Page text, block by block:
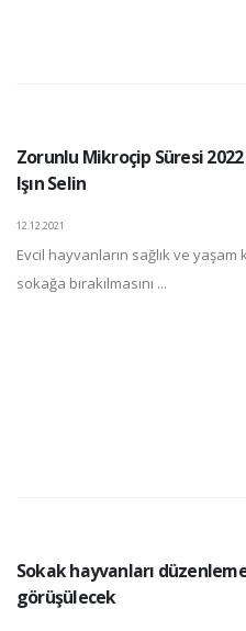
Zorunlu Mikroçip Süresi 2022
Işın Selin
12.12.2021
Evcil hayvanların sağlık ve
sokağa bırakılmasını ...
Sokak hayvanları
görüşülecek